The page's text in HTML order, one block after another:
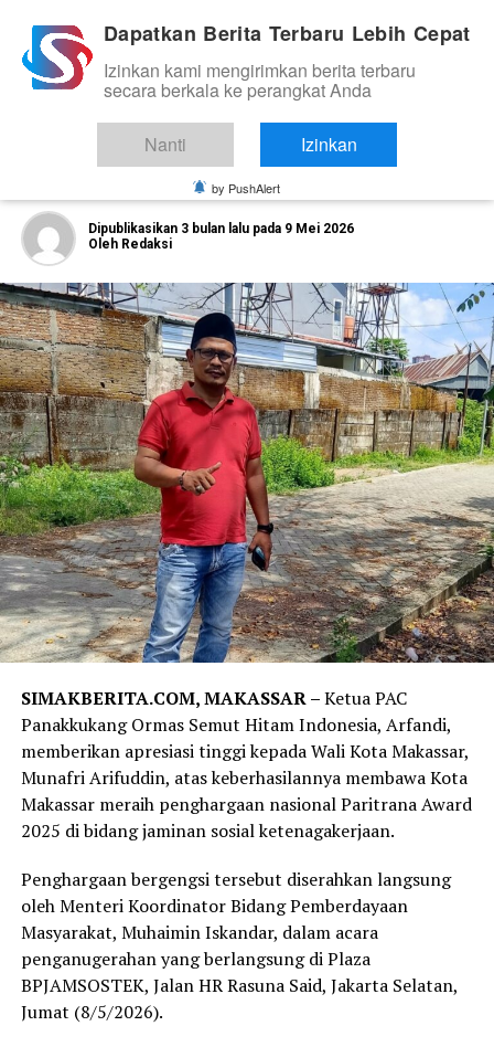
ORGANISASI DAN KOMUNITAS
Ketua PAC Panakkukang Ormas Semut
Hitam Apresiasi Wali Kota Munafri
Raih Penghargaan Paritrana Award
Dipublikasikan 3 bulan lalu pada 9 Mei 2026
Oleh Redaksi
SIMAKBERITA.COM, MAKASSAR –Ketua PAC
Panakkukang Ormas Semut Hitam Indonesia, Arfandi,
memberikan apresiasi tinggi kepada Wali Kota Makassar,
Munafri Arifuddin, atas keberhasilannya membawa Kota
Makassar meraih penghargaan nasional Paritrana Award
2025 di bidang jaminan sosial ketenagakerjaan.
Penghargaan bergengsi tersebut diserahkan langsung
oleh Menteri Koordinator Bidang Pemberdayaan
Masyarakat, Muhaimin Iskandar, dalam acara
penganugerahan yang berlangsung di Plaza
BPJAMSOSTEK, Jalan HR Rasuna Said, Jakarta Selatan,
Jumat (8/5/2026).
Dapatkan Berita Terbaru Lebih Cepat
Izinkan kami mengirimkan berita terbaru
secara berkala ke perangkat Anda
Nanti Izinkan
by PushAlert